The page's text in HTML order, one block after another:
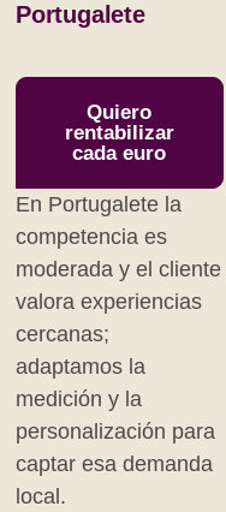
Portugalete
Quiero
rentabilizar
cada euro
En Portugalete la
competencia es
moderada y el cliente
valora experiencias
cercanas;
adaptamos la
medición y la
personalización para
captar esa demanda
local.